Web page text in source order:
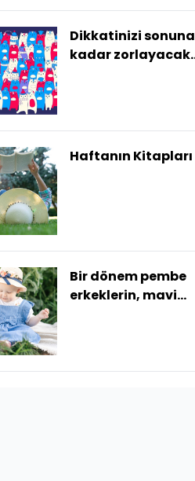
Dikkatinizi sonuna
kadar zorlayacak
Haftanın Kitapları
Bir dönem pembe
erkeklerin, mavi